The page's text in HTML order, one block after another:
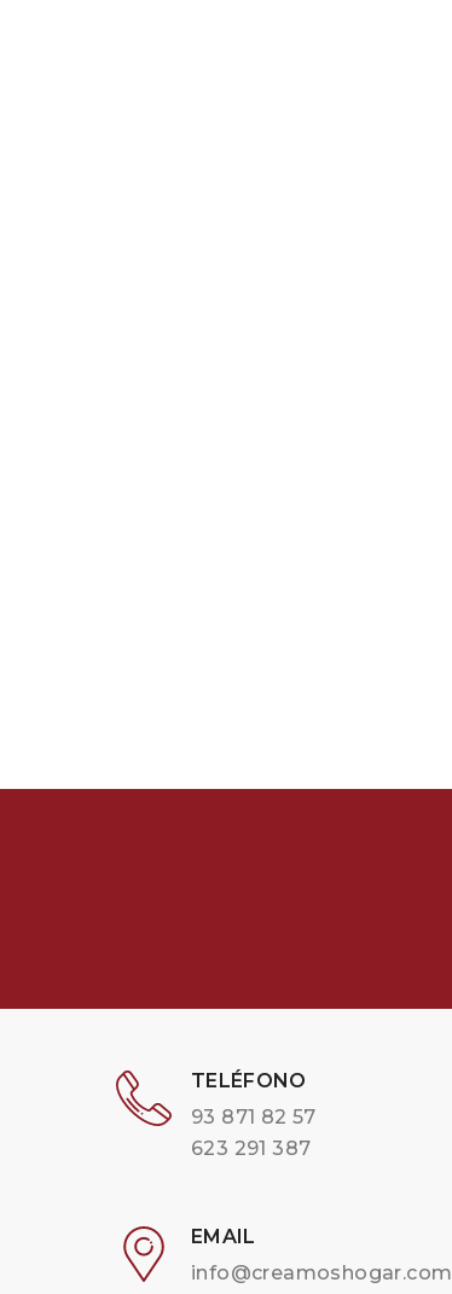
TELÉFONO
93 871 82 57
623 291 387
EMAIL
info@creamoshogar.com